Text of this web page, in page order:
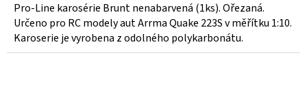
Pro-Line karosérie Brunt nenabarvená (1ks). Ořezaná.
Určeno pro RC modely aut Arrma Quake 223S v měřítku 1:10.
Karoserie je vyrobena z odolného polykarbonátu.